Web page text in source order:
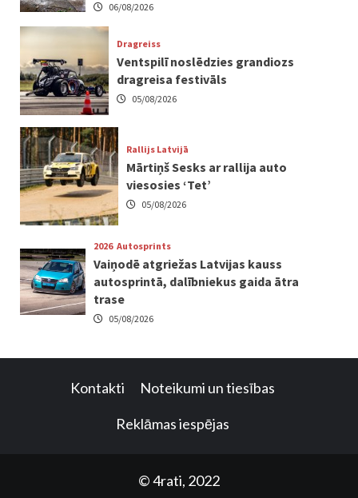
06/08/2026
Dragreiss
Ventspilī noslēdzies grandiozs
dragreisa festivāls
05/08/2026
Rallijs Latvijā
Mārtiņš Sesks ar rallija auto
viesosies ‘Tet’
05/08/2026
2026 Autosprints
Vaiņodē atgriežas Latvijas kauss
autosprintā, dalībniekus gaida ātra
trase
05/08/2026
Kontakti Noteikumi un tiesības
Reklāmas iespējas
© 4rati, 2022